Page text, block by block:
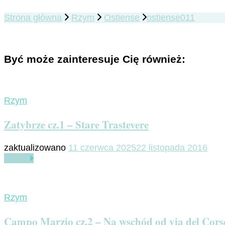
Strona główna Rzym Ostiense ostiense011
Być może zainteresuje Cię również:
Rzym
Zatybrze cz.1 – Stare Trastevere
zaktualizowano 11 czerwca 202522 listopada 2016
Rzym
Campo Marzio cz.2 – Na wschód od via del